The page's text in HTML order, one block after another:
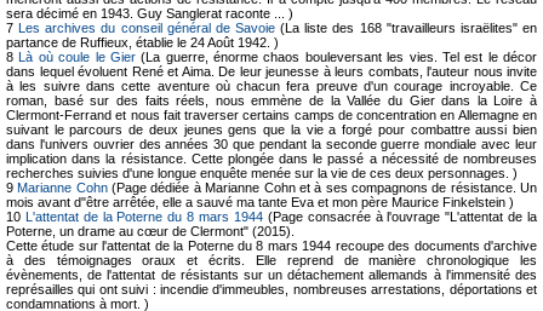
sera décimé en 1943. Guy Sanglerat raconte ... )
7
Les archives du conseil général de Savoie (La liste des 168 "travailleurs israëlites" en
partance de Ruffieux, établie le 24 Août 1942. )
8
Là où coule le Gier(La guerre, énorme chaos bouleversant les vies. Tel est le décor
dans lequel évoluent René et Aima. De leur jeunesse à leurs combats, l'auteur nous invite
à les suivre dans cette aventure où chacun fera preuve d'un courage incroyable. Ce
roman, basé sur des faits réels, nous emmène de la Vallée du Gier dans la Loire à
Clermont-Ferrand et nous fait traverser certains camps de concentration en Allemagne en
suivant le parcours de deux jeunes gens que la vie a forgé pour combattre aussi bien
dans l'univers ouvrier des années 30 que pendant la seconde guerre mondiale avec leur
implication dans la résistance. Cette plongée dans le passé a nécessité de nombreuses
recherches suivies d'une longue enquête menée sur la vie de ces deux personnages. )
9 Marianne Cohn(Page dédiée à Marianne Cohn et à ses compagnons de résistance. Un
mois avant d"être arrêtée, elle a sauvé ma tante Eva et mon père Maurice Finkelstein )
10
L'attentat de la Poterne du 8 mars 1944(Page consacrée à l'ouvrage "L'attentat de la
Poterne, un drame au cœur de Clermont" (2015).
Cette étude sur l'attentat de la Poterne du 8 mars 1944 recoupe des documents d'archive
à des témoignages oraux et écrits. Elle reprend de manière chronologique les
évènements, de l'attentat de résistants sur un détachement allemands à l'immensité des
représailles qui ont suivi : incendie d'immeubles, nombreuses arrestations, déportations et
condamnations à mort. )